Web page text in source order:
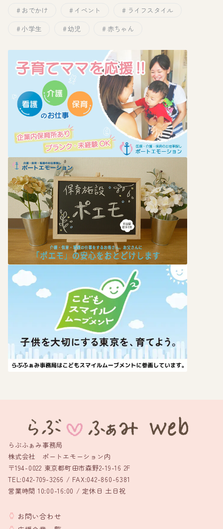
おでかけ イベント
ライフスタイル
小学生
幼児 赤ちゃん
らぶふぁみ事務局
株式会社 ポートエモーション内
〒194-0022 東京都町田市森野2-19-16 2F
TEL:042-709-3266 / FAX:042-860-6381
営業時間 10:00-16:00 / 定休日 土日祝
お問い合わせ